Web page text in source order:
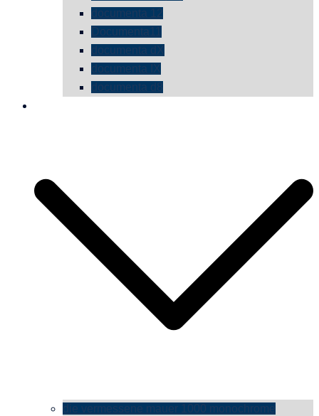
documenta 12
Documenta11
documenta dX
documenta IX
documenta d8
die vermessene mauer 1000 monochrome